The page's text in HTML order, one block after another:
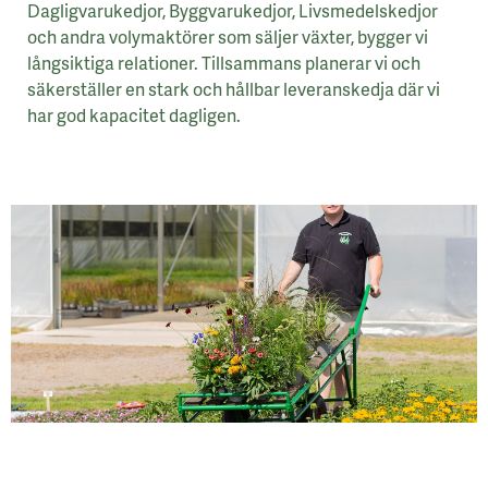
Dagligvarukedjor, Byggvarukedjor, Livsmedelskedjor
och andra volymaktörer som säljer växter, bygger vi
långsiktiga relationer. Tillsammans planerar vi och
säkerställer en stark och hållbar leveranskedja där vi
har god kapacitet dagligen.